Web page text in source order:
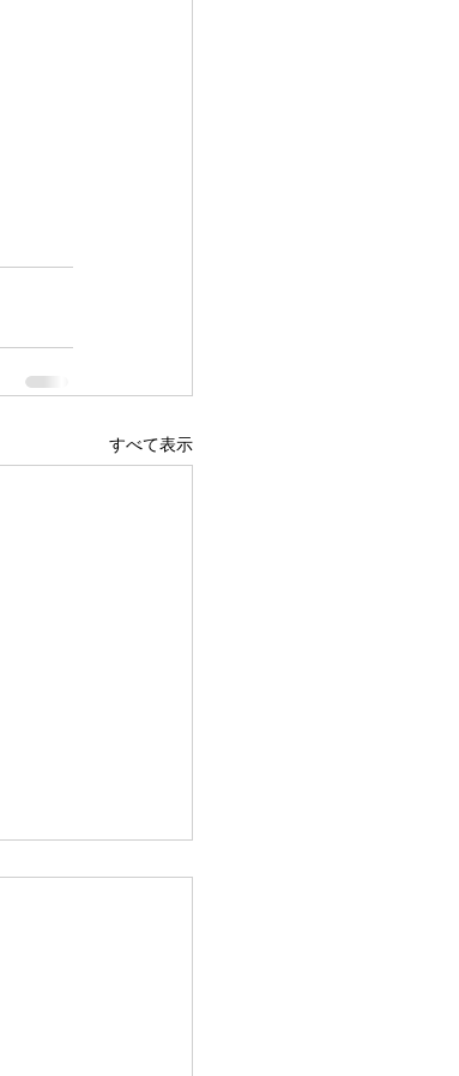
すべて表示